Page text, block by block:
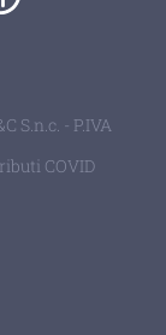
S.n.c. - P.IVA
COVID